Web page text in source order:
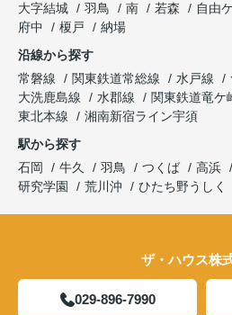
大字結城
羽鳥 南 若森 自由
府中
榎戸
納場
沿線から探す
常磐線
関東鉄道常総線 水戸線
大洗鹿島線
水郡線 関東鉄道竜ケ
東北本線
湘南新宿ライン宇須
駅から探す
石岡
牛久 羽鳥 つくば 高浜
研究学園
荒川沖 ひたち野うしく
ザ・ハウス株
029-896-7990